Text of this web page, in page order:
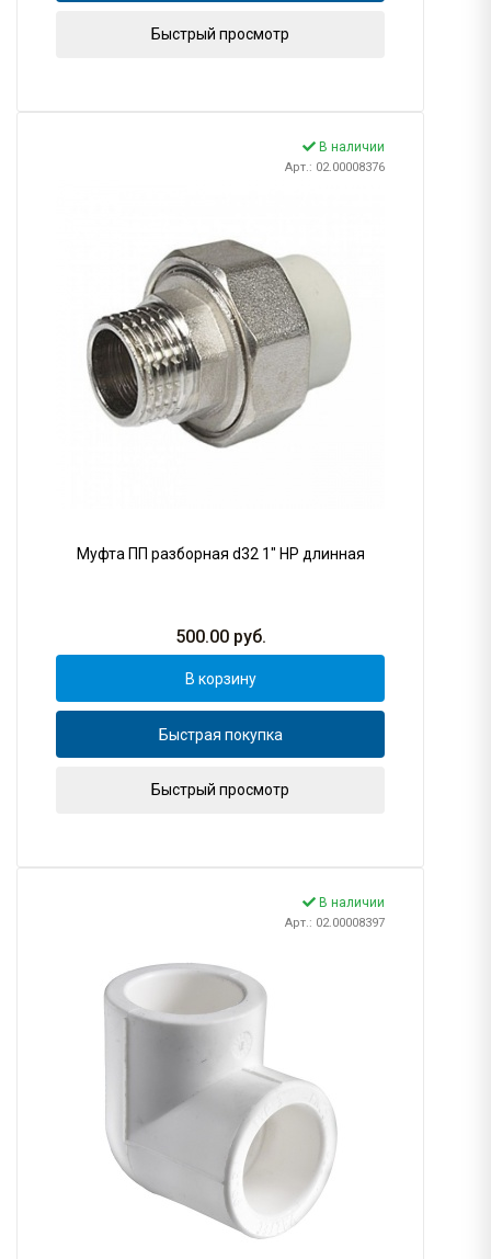
Быстрый просмотр
В наличии
Арт.: 02.00008376
Муфта ПП разборная d32 1" НР длинная
500.00руб.
В корзину
Быстрая покупка
Быстрый просмотр
В наличии
Арт.: 02.00008397